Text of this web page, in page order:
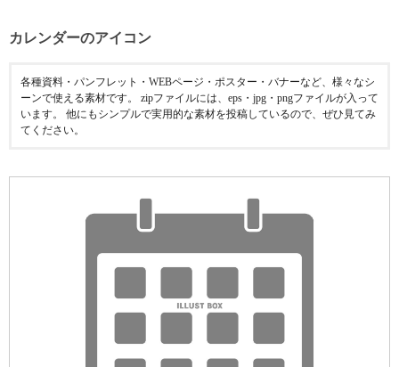
カレンダーのアイコン
各種資料・パンフレット・WEBページ・ポスター・バナーなど、様々なシ
ーンで使える素材です。 zipファイルには、eps・jpg・pngファイルが入って
います。 他にもシンプルで実用的な素材を投稿しているので、ぜひ見てみ
てください。